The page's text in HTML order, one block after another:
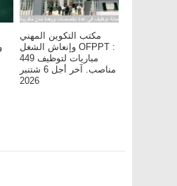
مكتب التكوين المهني
وإنعاش الشغل OFPPT :
مباريات لتوظيف 449
مناصب. آخر أجل 6 شتنبر
2026